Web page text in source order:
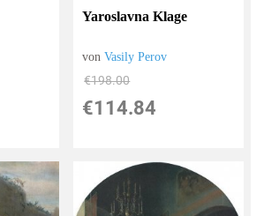
Yaroslavna Klage
vonVasily Perov
€198.00
€114.84